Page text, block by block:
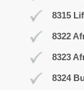
8315
8322
8323
8324